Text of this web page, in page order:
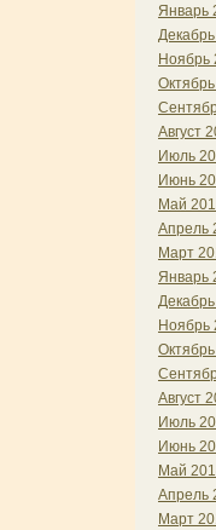
Январь
Ноябрь
Август
Июль
Июнь
Май
Апрель
Март
Январь
Ноябрь
Август
Июль
Июнь
Май
Апрель
Март